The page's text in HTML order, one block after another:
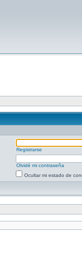
Registrarse
Olvidé mi contraseña
Ocultar mi estado de